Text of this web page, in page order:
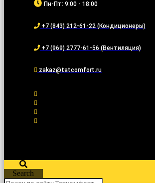
Пн-Пт: 9:00 - 18:00
+7 (843) 212-61-22 (Кондиционеры)
+7 (969) 2777-61-56 (Вентиляция)
zakaz@tatcomfort.ru
Search